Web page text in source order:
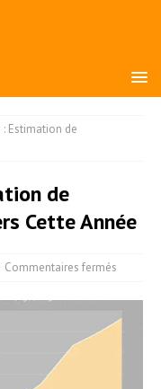
Estimation de
de
Cette Année
Commentaires fermés